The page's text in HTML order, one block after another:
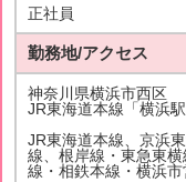
正社員
勤務地/アクセス
神奈川県横浜市西区
JR東海道本線「横浜
JR東海道本線、京浜
線、根岸線・東急東
線・相鉄本線・横浜